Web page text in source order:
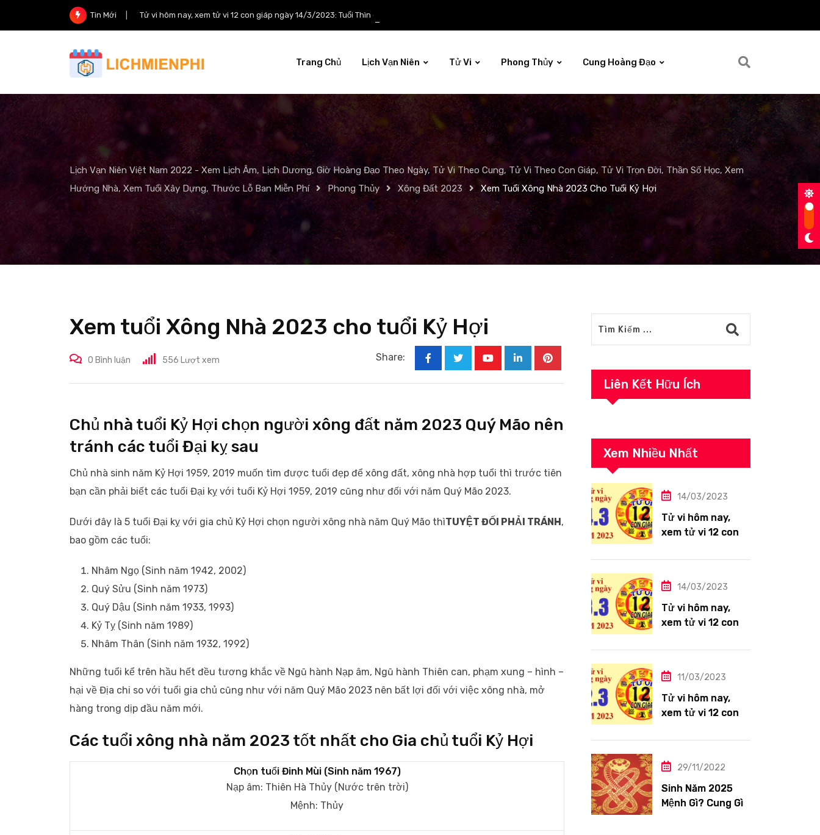
Tin Mới Tử vi hôm nay, xem tử vi 12 con giáp ngày 14/3/2023: Tuổi Thìn công việc tươi sáng
Trang Chủ Lịch Vạn Niên Tử Vi Phong Thủy Cung Hoàng Đạo
Lịch Vạn Niên Việt Nam 2022 - Xem Lịch Âm, Lịch Dương, Giờ Hoàng Đạo Theo Ngày, Tử Vi Theo Cung, Tử Vi Theo Con Giáp, Tử Vi Trọn Đời, Thần Số Học, Xem
Hướng Nhà, Xem Tuổi Xây Dựng, Thước Lỗ Ban Miễn Phí
Phong Thủy Xông Đất 2023 Xem Tuổi Xông Nhà 2023 Cho Tuổi Kỷ Hợi
Xem tuổi Xông Nhà 2023 cho tuổi Kỷ Hợi
0 Bình luận 556 Lượt xem Share:
LinkedInPinterest
Chủ nhà tuổi Kỷ Hợi chọn người xông đất năm 2023 Quý Mão nên
tránh các tuổi Đại kỵ sau
Chủ nhà sinh năm Kỷ Hợi 1959, 2019 muốn tìm được tuổi đẹp để xông đất, xông nhà hợp tuổi thì trước tiên
bạn cần phải biết các tuổi Đại kỵ với tuổi Kỷ Hợi 1959, 2019 cũng như đối với năm Quý Mão 2023.
Dưới đây là 5 tuổi Đại kỵ với gia chủ Kỷ Hợi chọn người xông nhà năm Quý Mão thìTUYỆT ĐỐI PHẢI TRÁNH,
bao gồm các tuổi:
Nhâm Ngọ (Sinh năm 1942, 2002)
Quý Sửu (Sinh năm 1973)
Quý Dậu (Sinh năm 1933, 1993)
Kỷ Tỵ (Sinh năm 1989)
Nhâm Thân (Sinh năm 1932, 1992)
Những tuổi kể trên hầu hết đều tương khắc về Ngũ hành Nạp âm, Ngũ hành Thiên can, phạm xung – hình –
hại về Địa chi so với tuổi gia chủ cũng như với năm Quý Mão 2023 nên bất lợi đối với việc xông nhà, mở
hàng trong dịp đầu năm mới.
Các tuổi xông nhà năm 2023 tốt nhất cho Gia chủ tuổi Kỷ Hợi
Chọn tuổi Đinh Mùi (Sinh năm 1967)
Nạp âm: Thiên Hà Thủy (Nước trên trời)
Mệnh: Thủy
Liên Kết Hữu Ích
Xem Nhiều Nhất
14/03/2023
Tử vi hôm nay,
xem tử vi 12 con
14/3/2023: Tuổi
tươi sáng
14/03/2023
Tử vi hôm nay,
xem tử vi 12 con
13/3/2023: Tuổi
siêng năng
11/03/2023
Tử vi hôm nay,
xem tử vi 12 con
12/3/2023: Tuổi
phúc29/11/2022
Sinh Năm 2025
Mệnh Gì? Cung Gì,